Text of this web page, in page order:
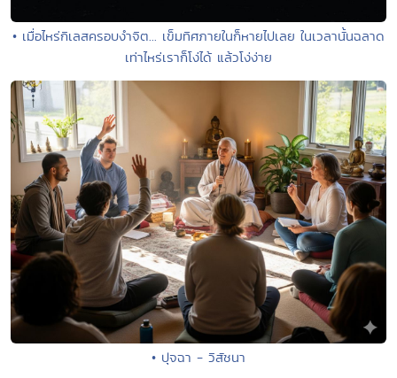
• เมื่อไหร่กิเลสครอบงำจิต... เข็มทิศภายในก็หายไปเลย ในเวลานั้นฉลาด
เท่าไหร่เราก็โง่ได้ แล้วโง่ง่าย
• ปุจฉา - วิสัชนา